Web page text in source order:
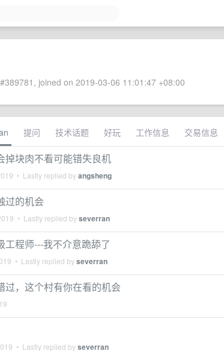
joined on 2019-03-06 11:01:47 +08:00
提问 技术话题 好玩 工作信息 交易信息
掉块肉不看可能错失良机
• Lastly replied byangsheng
过的机会
• Lastly replied byseverran
工程师---我不介意跪舔了
• Lastly replied byseverran
过，这个村有你在看的机会
• Lastly replied byseverran